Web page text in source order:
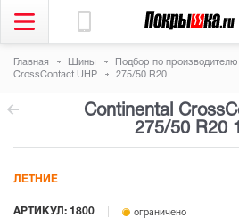
Главная Шины Подбор по производителю
CrossContact UHP
275/50 R20
Continental
275/50 R20
АРТИКУЛ: 1800 ограничено
ЛЕТНИЕ